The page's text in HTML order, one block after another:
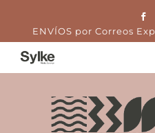
ENVÍOS por Correos